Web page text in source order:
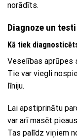
norādīts.
Diagnoze un testi
Kā tiek
Veselības aprūpes
Tie var viegli
līniju.
Lai apstiprinātu
var arī masēt
Tas palīdz viņiem